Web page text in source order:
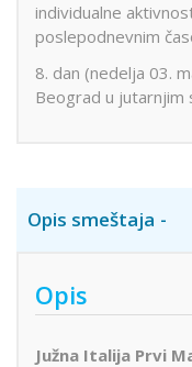
individualne
poslepodnevnim
8. dan (nedelja 03.
Beograd u jutarnjim
Opis smeštaja
Opis
Južna Italija Prvi